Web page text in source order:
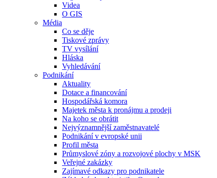
Videa
O GIS
Média
Co se děje
Tiskové zprávy
TV vysílání
Hláska
Vyhledávání
Podnikání
Aktuality
Dotace a financování
Hospodářská komora
Majetek města k pronájmu a prodeji
Na koho se obrátit
Nejvýznamnější zaměstnavatelé
Podnikání v evropské unii
Profil města
Průmyslové zóny a rozvojové plochy v MSK
Veřejné zakázky
Zajímavé odkazy pro podnikatele